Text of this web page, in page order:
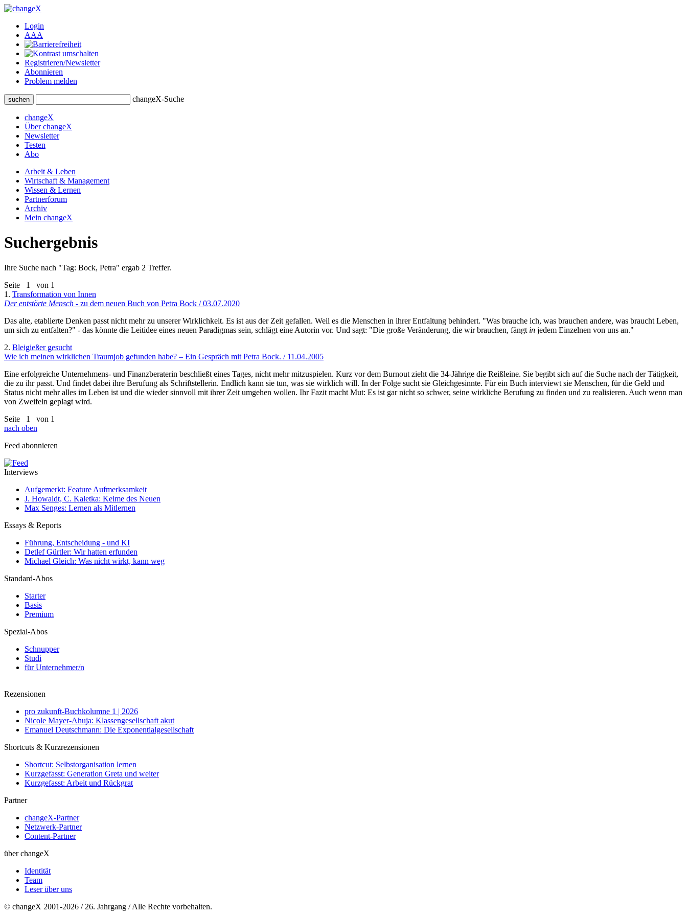
Login
AAA
Registrieren/Newsletter
Abonnieren
Problem melden
suchen changeX-Suche
changeX
Über changeX
Newsletter
Testen
Abo
Arbeit & Leben
Wirtschaft & Management
Wissen & Lernen
Partnerforum
Archiv
Mein changeX
Suchergebnis
Ihre Suche nach "Tag: Bock, Petra" ergab 2 Treffer.
Seite 1
von 1
1. Transformation von Innen
Der entstörte Mensch - zu dem neuen Buch von Petra Bock / 03.07.2020
Das alte, etablierte Denken passt nicht mehr zu unserer Wirklichkeit. Es ist aus der Zeit gefallen. Weil es die Menschen in ihrer Entfaltung behindert. "Was brauche ich, was brauchen andere, was braucht Leben,
um sich zu entfalten?" - das könnte die Leitidee eines neuen Paradigmas sein, schlägt eine Autorin vor. Und sagt: "Die große Veränderung, die wir brauchen, fängt in jedem Einzelnen von uns an."
2. Bleigießer gesucht
Wie ich meinen wirklichen Traumjob gefunden habe? – Ein Gespräch mit Petra Bock. / 11.04.2005
Eine erfolgreiche Unternehmens- und Finanzberaterin beschließt eines Tages, nicht mehr mitzuspielen. Kurz vor dem Burnout zieht die 34-Jährige die Reißleine. Sie begibt sich auf die Suche nach der Tätigkeit,
die zu ihr passt. Und findet dabei ihre Berufung als Schriftstellerin. Endlich kann sie tun, was sie wirklich will. In der Folge sucht sie Gleichgesinnte. Für ein Buch interviewt sie Menschen, für die Geld und
Status nicht mehr alles im Leben ist und die wieder sinnvoll mit ihrer Zeit umgehen wollen. Ihr Fazit macht Mut: Es ist gar nicht so schwer, seine wirkliche Berufung zu finden und zu realisieren. Auch wenn man
von Zweifeln geplagt wird.
Seite 1
von 1
nach oben
Feed abonnieren
Interviews
Aufgemerkt: Feature Aufmerksamkeit
J. Howaldt, C. Kaletka: Keime des Neuen
Max Senges: Lernen als Mitlernen
Essays & Reports
Führung, Entscheidung - und KI
Detlef Gürtler: Wir hatten erfunden
Michael Gleich: Was nicht wirkt, kann weg
Standard-Abos
Starter
Basis
Premium
Spezial-Abos
Schnupper
Studi
für Unternehmer/n
Rezensionen
pro zukunft-Buchkolumne 1 | 2026
Nicole Mayer-Ahuja: Klassengesellschaft akut
Emanuel Deutschmann: Die Exponentialgesellschaft
Shortcuts & Kurzrezensionen
Shortcut: Selbstorganisation lernen
Kurzgefasst: Generation Greta und weiter
Kurzgefasst: Arbeit und Rückgrat
Partner
changeX-Partner
Netzwerk-Partner
Content-Partner
über changeX
Identität
Team
Leser über uns
© changeX 2001-2026 / 26. Jahrgang / Alle Rechte vorbehalten.